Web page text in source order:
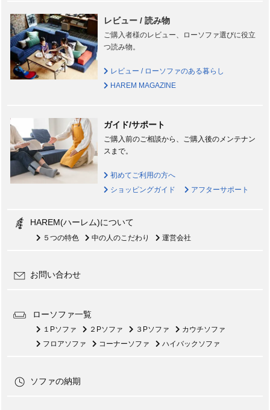
レビュー / 読み物
ご購入者様のレビュー、ローソファ選びに役立
つ読み物。
レビュー / ローソファのある暮らし
HAREM MAGAZINE
ガイド/サポート
ご購入前のご相談から、ご購入後のメンテナン
スまで。
初めてご利用の方へ
ショッピングガイド
アフターサポート
HAREM(ハーレム)について
５つの特色 中の人のこだわり 運営会社
お問い合わせ
ローソファ一覧
１Pソファ ２Pソファ ３Pソファ
カウチソファ
フロアソファ
コーナーソファ ハイバックソファ
ソファの納期